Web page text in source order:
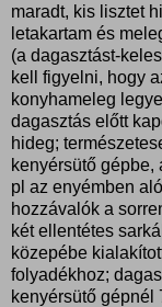
maradt, kis lisztet
letakartam és
(a dagasztást-
kell figyelni, hogy
konyhameleg
dagasztás előtt
hideg;
kenyérsütő
pl az enyémben
hozzávalók a
két ellentétes
közepébe
folyadékhoz;
kenyérsütő gépnél